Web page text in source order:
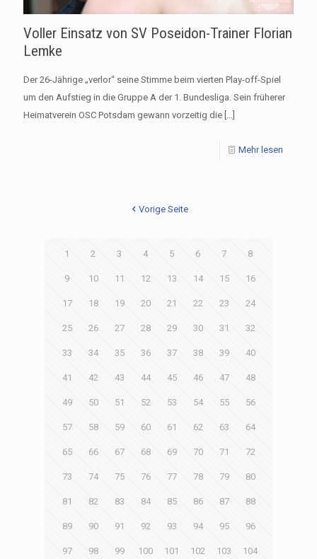
Voller Einsatz von SV Poseidon-Trainer Florian
Lemke
Der 26-Jährige „verlor“ seine Stimme beim vierten Play-off-Spiel
um den Aufstieg in die Gruppe A der 1. Bundesliga. Sein früherer
Heimatverein OSC Potsdam gewann vorzeitig die […]
Mehr lesen
Vorige Seite
1 2 3 4 5 6 7 8
9 10 11 12 13 14 15 16
17 18 19 20 21 22 23 24
25 26 27 28 29 30 31 32
33 34 35 36 37 38 39 40
41 42 43 44 45 46 47 48
49 50 51 52 53 54 55 56
57 58 59 60 61 62 63 64
65 66 67 68 69 70 71 72
73 74 75 76 77 78 79 80
81 82 83 84 85 86 87 88
89 90 91 92 93 94 95 96
97 98 99 100 101 102 103 104